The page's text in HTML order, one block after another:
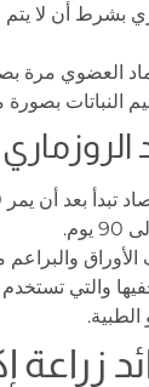
بشرط أن لا
العضوي مرة
النباتات
والبراعم
والتي
زراعة